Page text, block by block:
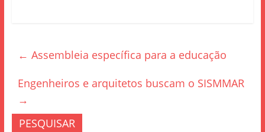
b
o
k
← Assembleia específica para a educação
Engenheiros e arquitetos buscam o SISMMAR
→
PESQUISAR